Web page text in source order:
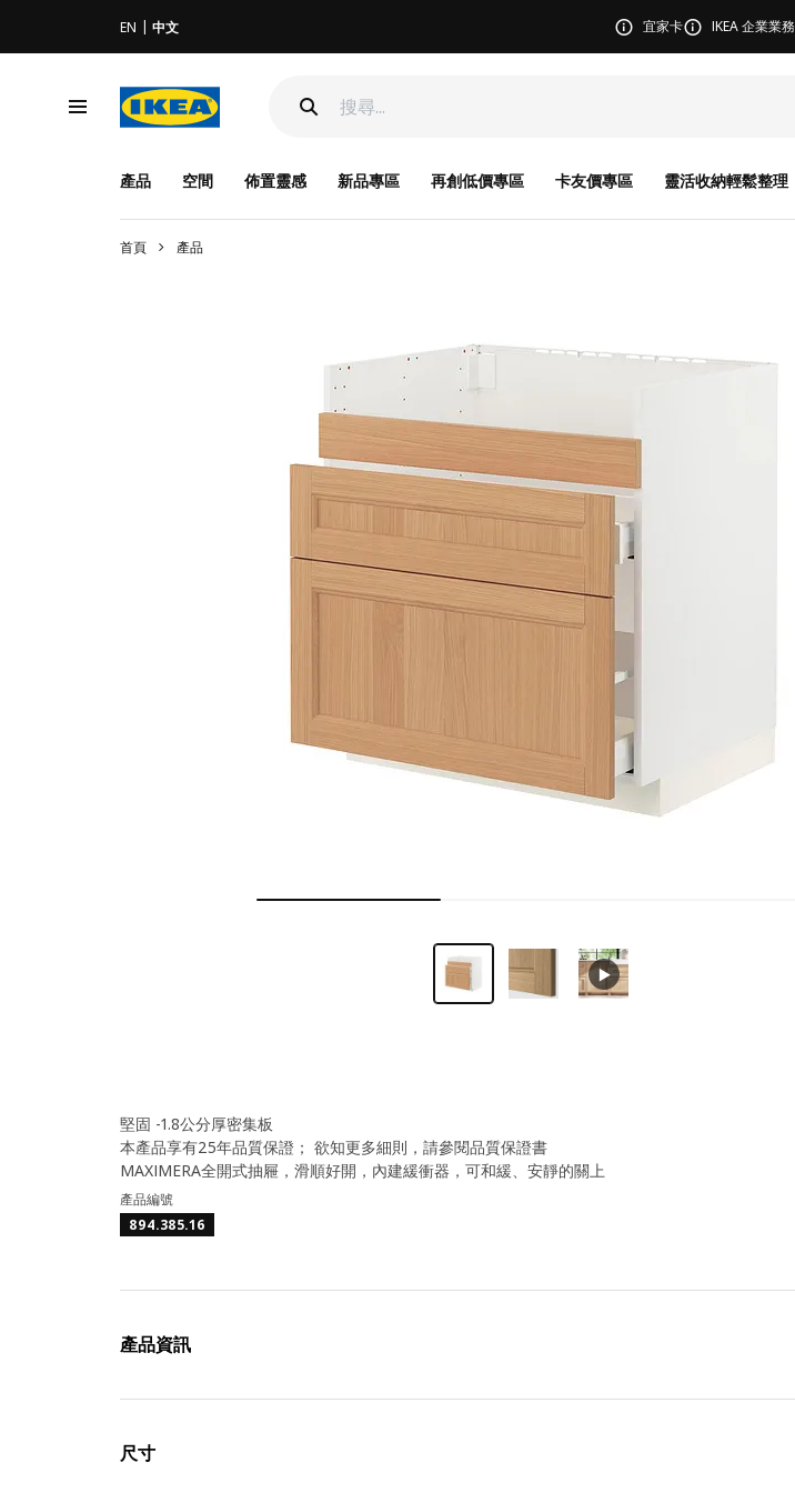
EN 中文 宜家卡 IKEA 企業業務
產品 空間 佈置靈感 新品專區 再創低價專區 卡友價專區 靈活收納輕鬆整理
首頁 產品
堅固 -1.8公分厚密集板
本產品享有25年品質保證； 欲知更多細則，請參閱品質保證書
MAXIMERA全開式抽屜，滑順好開，內建緩衝器，可和緩、安靜的關上
產品編號
894.385.16
產品資訊
尺寸